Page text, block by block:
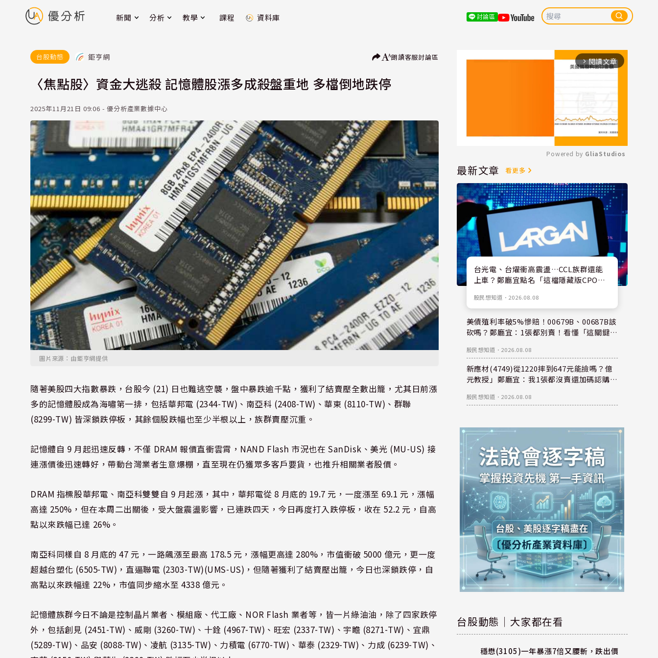
新聞 分析 教學 課程 資料庫 討論區
台股動態 鉅亨網 朗讀客服討論區
〈焦點股〉資金大逃殺 記憶體股漲多成殺盤重地 多檔倒地跌停
2025年11月21日 09:06 - 優分析產業數據中心
圖片來源：由鉅亨網提供
隨著美股四大指數暴跌，台股今 (21) 日也難逃空襲，盤中暴跌逾千點，獲利了結賣壓全數出籠，尤其日前漲
多的記憶體股成為海嘯第一排，包括華邦電 (2344-TW)、南亞科 (2408-TW)、華東 (8110-TW)、群聯
(8299-TW) 皆深鎖跌停板，其餘個股跌幅也至少半根以上，族群賣壓沉重。
記憶體自 9 月起迅速反轉，不僅 DRAM 報價直衝雲霄，NAND Flash 市況也在 SanDisk、美光 (MU-US) 接
連漲價後迅速轉好，帶動台灣業者生意爆棚，直至現在仍獲眾多客戶要貨，也推升相關業者股價。
DRAM 指標股華邦電、南亞科雙雙自 9 月起漲，其中，華邦電從 8 月底的 19.7 元，一度漲至 69.1 元，漲幅
高達 250%，但在本周二出關後，受大盤震盪影響，已連跌四天，今日再度打入跌停板，收在 52.2 元，自高
點以來跌幅已達 26%。
南亞科同樣自 8 月底的 47 元，一路飆漲至最高 178.5 元，漲幅更高達 280%，市值衝破 5000 億元，更一度
超越台塑化 (6505-TW)，直逼聯電 (2303-TW)(UMS-US)，但隨著獲利了結賣壓出籠，今日也深鎖跌停，自
高點以來跌幅達 22%，市值同步縮水至 4338 億元。
記憶體族群今日不論是控制晶片業者、模組廠、代工廠、NOR Flash 業者等，皆一片綠油油，除了四家跌停
外，包括創見 (2451-TW)、威剛 (3260-TW)、十銓 (4967-TW)、旺宏 (2337-TW)、宇瞻 (8271-TW)、宜鼎
(5289-TW)、品安 (8088-TW)、凌航 (3135-TW)、力積電 (6770-TW)、華泰 (2329-TW)、力成 (6239-TW)、
arrow_forward_ios 閱讀文章
Mute
Powered by GliaStudios
最新文章 看更多
台光電、台燿衝高震盪…CCL族群還能
上車？鄭廳宜點名「這檔隱藏版CPO
股民想知道 ． 2026.08.08
美債殖利率破5%慘賠！00679B、00687B該
砍嗎？鄭廳宜：1張都別賣！看懂「這關鍵」
股民想知道 ． 2026.08.08
新應材(4749)從1220摔到647元能撿嗎？億
元教授」鄭廳宜：我1張都沒賣還加碼認購？
股民想知道 ． 2026.08.08
台股動態｜大家都在看
穩懋(3105)一年暴漲7倍又腰斬，跌出價